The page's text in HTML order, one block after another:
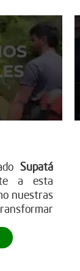
Supatá
a esta
nuestras